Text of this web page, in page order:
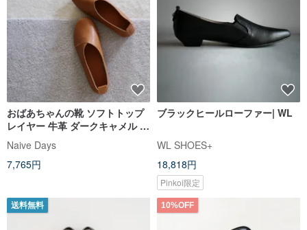
おばあちゃんの靴 ソフトトップ
レイヤー 牛革 ダークキャメル フ
ラットローファー【ご感想特
価】
Naive Days
7,765円
ブラックヒールローファー| WL
WL SHOES+
18,818円
Pinkoi限定
送料無料 10%OFF